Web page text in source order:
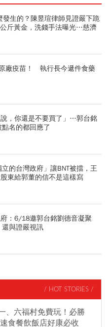
發生的？陳昱瑄律師見證嚴下跪
斤黃金，洗錢手法曝光…慈濟
廠疫苗！ 執行長今遞件食藥
，你還是不要買了」…郭台銘
名的都回應了
的台灣政府」讓BNT被擋，王
東給郭董的信不是這樣寫
：6/18邀郭台銘劉德音凝聚
還與證嚴視訊
/ HOT STORIES /
、六福村免費玩！必勝
食餐飲飯店好康必收